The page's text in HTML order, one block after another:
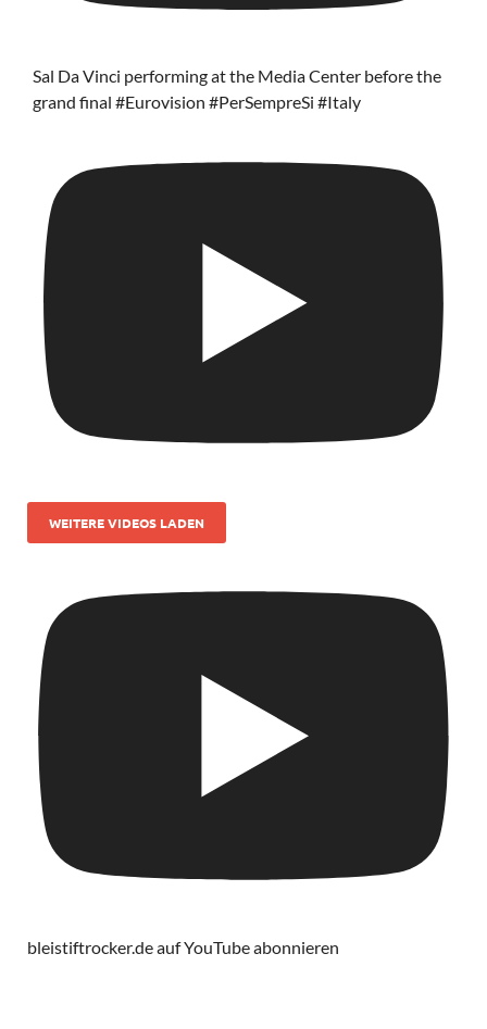
Sal Da Vinci performing at the Media Center before the
grand final #Eurovision #PerSempreSi #Italy
WEITERE VIDEOS LADEN
bleistiftrocker.de auf YouTube abonnieren